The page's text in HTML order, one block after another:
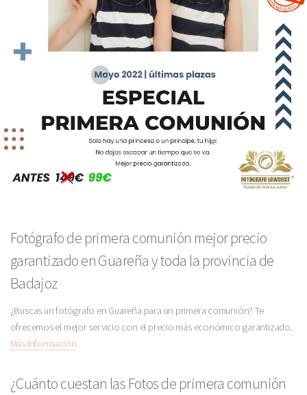
Fotógrafo de primera comunión mejor precio
garantizado en Guareña y toda la provincia de
Badajoz
¿Buscas un fotógrafo en Guareña para un primera comunión? Te
ofrecemos el mejor servicio con el precio más económico garantizado.
Más Información
¿Cuánto cuestan las Fotos de primera comunión